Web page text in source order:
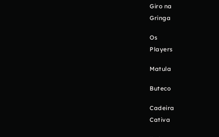
Giro na
Gringa
Os
Players
Matula
Buteco
Cadeira
Cativa